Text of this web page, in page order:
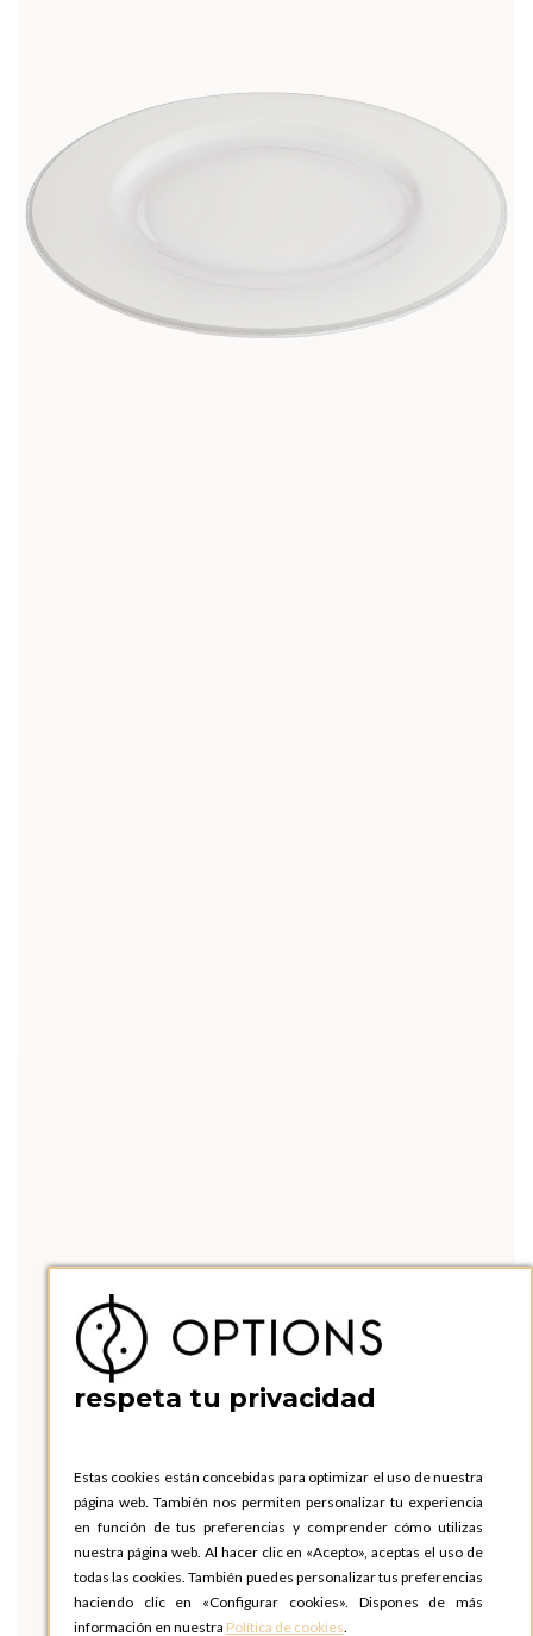
respeta tu privacidad
Estas cookies están concebidas para optimizar el uso de nuestra
página web. También nos permiten personalizar tu experiencia
en función de tus preferencias y comprender cómo utilizas
nuestra página web. Al hacer clic en «Acepto», aceptas el uso de
todas las cookies. También puedes personalizar tus preferencias
haciendo clic en «Configurar cookies». Dispones de más
información en nuestra Política de cookies.